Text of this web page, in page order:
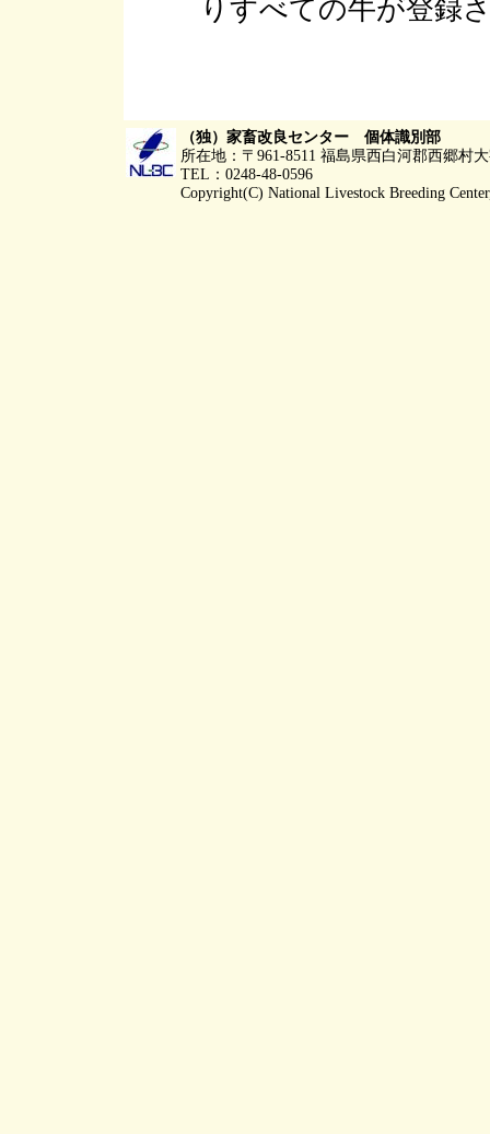
りすべての牛が登録
（独）家畜改良センター 個体識別部
所在地：〒961-8511 福島県西白河郡西郷村
TEL：0248-48-0596
Copyright(C) National Livestock Breeding